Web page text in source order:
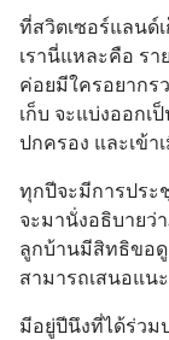
ที่สวิตเซอร์แลนด์
เรานี่แหละคือ รา
ค่อยมีใครอยากร
เก็บ จะแบ่งออกเ
ปกครอง และเข้า
ทุกปีจะมีการประ
จะมานั่งอธิบายว่
ลูกบ้านมีสิทธิขอดู
สามารถเสนอแน
มีอยู่ปีนึงที่ได้ร่วม